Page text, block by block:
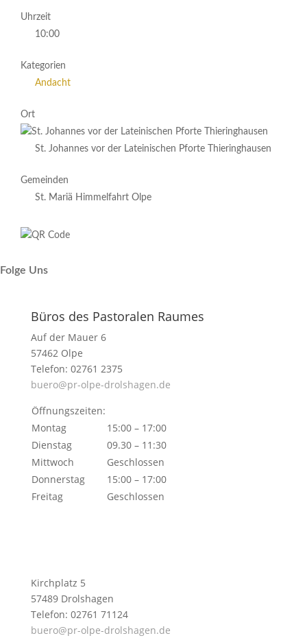
Uhrzeit
10:00
Kategorien
Andacht
Ort
St. Johannes vor der Lateinischen Pforte Thieringhausen
Gemeinden
St. Mariä Himmelfahrt Olpe
Folge Uns
Büros des Pastoralen Raumes
Auf der Mauer 6
57462 Olpe
Telefon: 02761 2375
buero@pr-olpe-drolshagen.de
Öffnungszeiten:
Montag
15:00 – 17:00
Dienstag
09.30 – 11:30
Mittwoch
Geschlossen
Donnerstag
15:00 – 17:00
Freitag
Geschlossen
Kirchplatz 5
57489 Drolshagen
Telefon: 02761 71124
buero@pr-olpe-drolshagen.de